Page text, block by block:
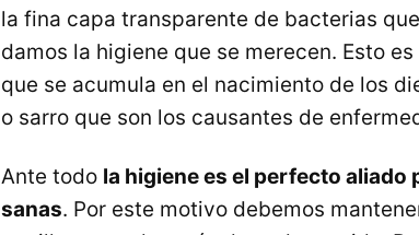
la fina capa transparente de bacterias
damos la higiene que se merecen. Esto
que se acumula en el nacimiento de los
o sarro que son los causantes de
Ante todo la higiene es el perfecto aliado
sanas. Por este motivo debemos